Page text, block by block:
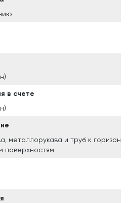
в счете
металлорукава и труб к горизон
поверхностям